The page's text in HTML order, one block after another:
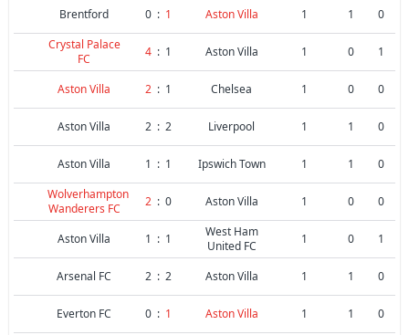
Brentford 0 : 1 Aston Villa 1 1
0
Crystal Palace
FC
4 : 1 Aston Villa 1 0 1
Aston Villa 2 : 1 Chelsea 1 0 0
Aston Villa 2 : 2 Liverpool 1 1 0
Aston Villa 1 : 1 Ipswich Town 1 1
0
Wolverhampton
Wanderers FC
2 : 0 Aston Villa 1 0 0
Aston Villa 1 : 1
West Ham
United FC
1 0 1
Arsenal FC 2 : 2 Aston Villa 1 1 0
Everton FC 0 : 1 Aston Villa 1 1 0